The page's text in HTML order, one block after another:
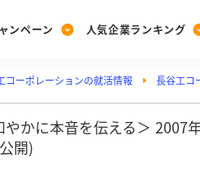
ンペーン
Post
投稿する
人気企業ランキング
Ranking
ランキングを見る
PickUp
注目の企業特集
コーポレーションの就活情報 長谷工コ
かに本音を伝える＞ 2007
開)